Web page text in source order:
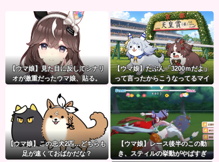
【ウマ娘】見た目に反してシナリ
オが激重だったウマ娘、貼る。
【ウマ娘】たぶん「3200ｍだよ」
って言ったからこうなってるマイ
ル犬
【ウマ娘】この忠犬2匹…どちらも
足が速くておばかだな？
【ウマ娘】レース後半のこの動
き、スティルの挙動がやばすぎ